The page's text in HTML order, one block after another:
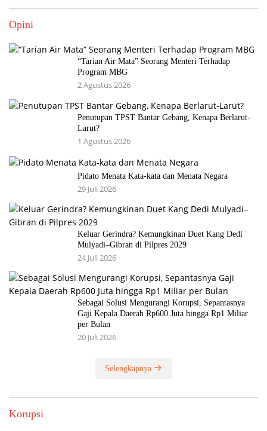
Opini
“Tarian Air Mata” Seorang Menteri Terhadap
Program MBG
2 Agustus 2026
Penutupan TPST Bantar Gebang, Kenapa Berlarut-
Larut?
1 Agustus 2026
Pidato Menata Kata-kata dan Menata Negara
29 Juli 2026
Keluar Gerindra? Kemungkinan Duet Kang Dedi
Mulyadi–Gibran di Pilpres 2029
24 Juli 2026
Sebagai Solusi Mengurangi Korupsi, Sepantasnya
Gaji Kepala Daerah Rp600 Juta hingga Rp1 Miliar
per Bulan
20 Juli 2026
Selengkapnya
Korupsi